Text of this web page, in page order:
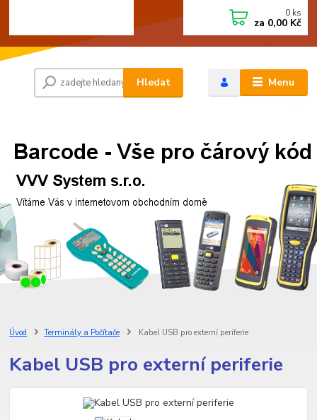
Menu
Hledat
0 ks
za 0,00 Kč
Úvod Terminály a Počítače Kabel USB pro externí periferie
Kabel USB pro externí periferie